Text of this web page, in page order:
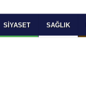
TO READ
SEÇİNİZ
by
Translate
SIYASET SAĞLIK